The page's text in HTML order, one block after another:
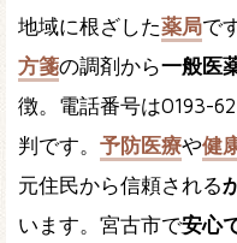
地域に根ざした薬局で
方箋の調剤から一般医
徴。電話番号は0193-
判です。 予防医療や健
元住民から信頼される
います。宮古市で安心